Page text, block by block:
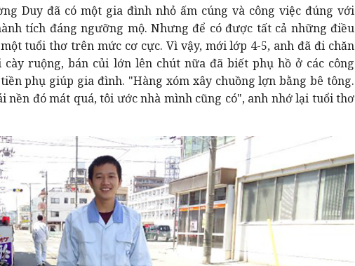
Duy đã có một gia đình nhỏ ấm cúng và công việc đúng với
tích đáng ngưỡng mộ. Nhưng để có được tất cả những điều
tuổi thơ trên mức cơ cực. Vì vậy, mới lớp 4-5, anh đã đi chăn
ruộng, bán củi lớn lên chút nữa đã biết phụ hồ ở các công
phụ giúp gia đình. "Hàng xóm xây chuồng lợn bằng bê tông.
nền đó mát quá, tôi ước nhà mình cũng có", anh nhớ lại tuổi thơ